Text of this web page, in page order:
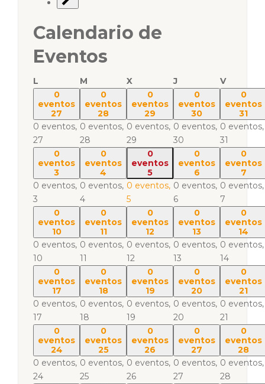
Calendario de
Eventos
L M X J
V
0
eventos
27
0 eventos,
27
0
eventos
28
0 eventos,
28
0
eventos
29
0 eventos,
29
0
eventos
30
0 eventos,
30
0
eventos
31
0 eventos,
31
0
eventos
3
0 eventos,
3
0
eventos
4
0 eventos,
4
0
eventos
5
0 eventos,
5
0
eventos
6
0 eventos,
6
0
eventos
7
0 eventos,
7
0
eventos
10
0 eventos,
10
0
eventos
11
0 eventos,
11
0
eventos
12
0 eventos,
12
0
eventos
13
0 eventos,
13
0
eventos
14
0 eventos,
14
0
eventos
17
0 eventos,
17
0
eventos
18
0 eventos,
18
0
eventos
19
0 eventos,
19
0
eventos
20
0 eventos,
20
0
eventos
21
0 eventos,
21
0
eventos
24
0 eventos,
24
0
eventos
25
0 eventos,
25
0
eventos
26
0 eventos,
26
0
eventos
27
0 eventos,
27
0
eventos
28
0 eventos,
28